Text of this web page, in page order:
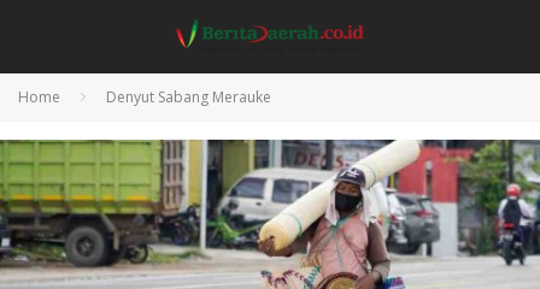
Home Denyut Sabang Merauke